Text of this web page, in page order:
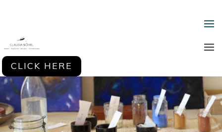
CLICK HERE